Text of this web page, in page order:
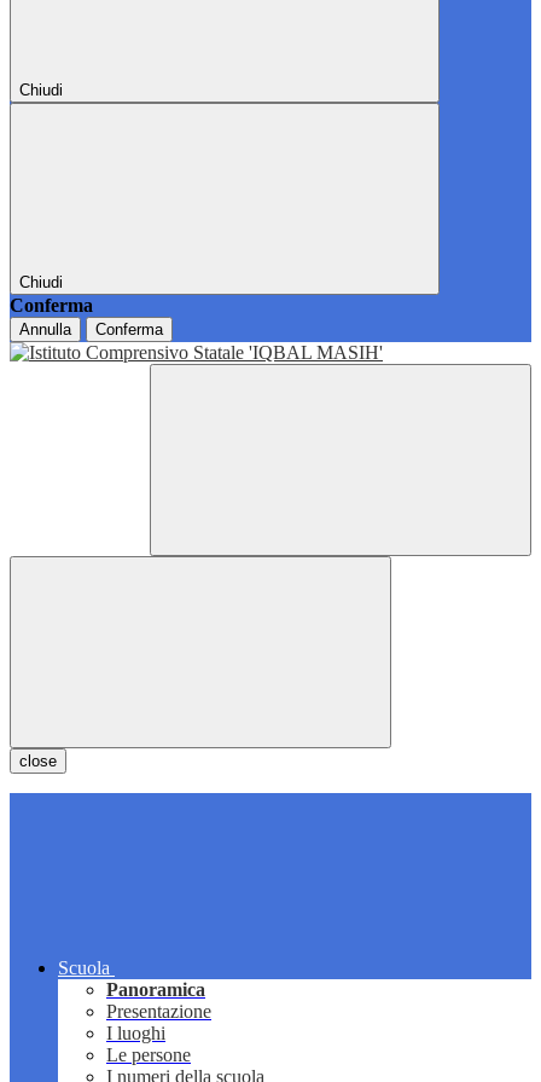
Chiudi
Chiudi
Conferma
Annulla Conferma
close
Scuola
Panoramica
Presentazione
I luoghi
Le persone
I numeri della scuola